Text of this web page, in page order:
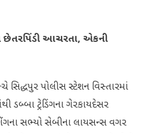
છેતરપિંડી આચરતા, એકની
સિદ્ધપુર પોલીસ સ્ટેશન વિસ્તારમાં
ડબ્બા ટ્રેડિંગના ગેરકાયદેસર
ગેંગના સભ્યો સેબીના લાયસન્સ વગર